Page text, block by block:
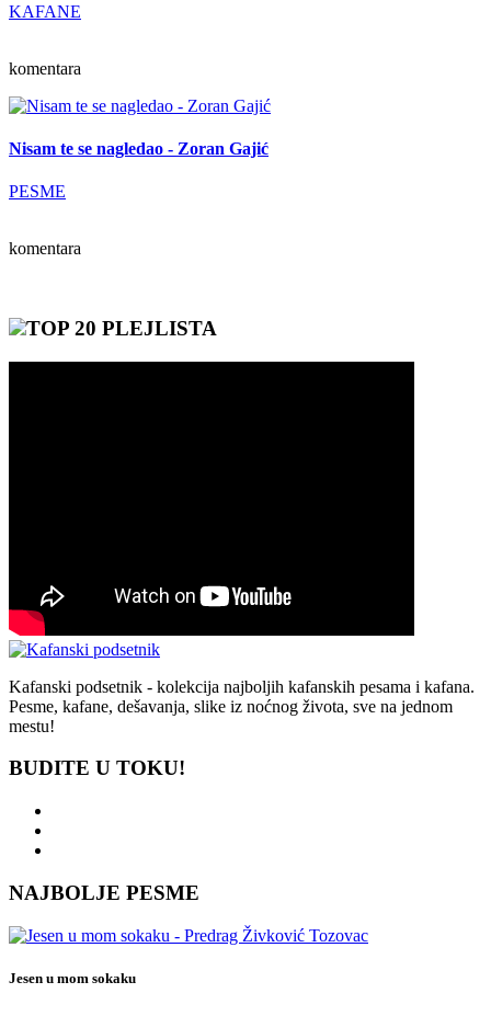
KAFANE
komentara
Nisam te se nagledao - Zoran Gajić
PESME
komentara
TOP 20 PLEJLISTA
Kafanski podsetnik - kolekcija najboljih kafanskih pesama i kafana.
Pesme, kafane, dešavanja, slike iz noćnog života, sve na jednom
mestu!
BUDITE U TOKU!
NAJBOLJE PESME
Jesen u mom sokaku